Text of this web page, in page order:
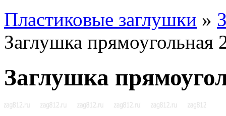
Пластиковые заглушки »
Заглушка прямоугольная
Заглушка